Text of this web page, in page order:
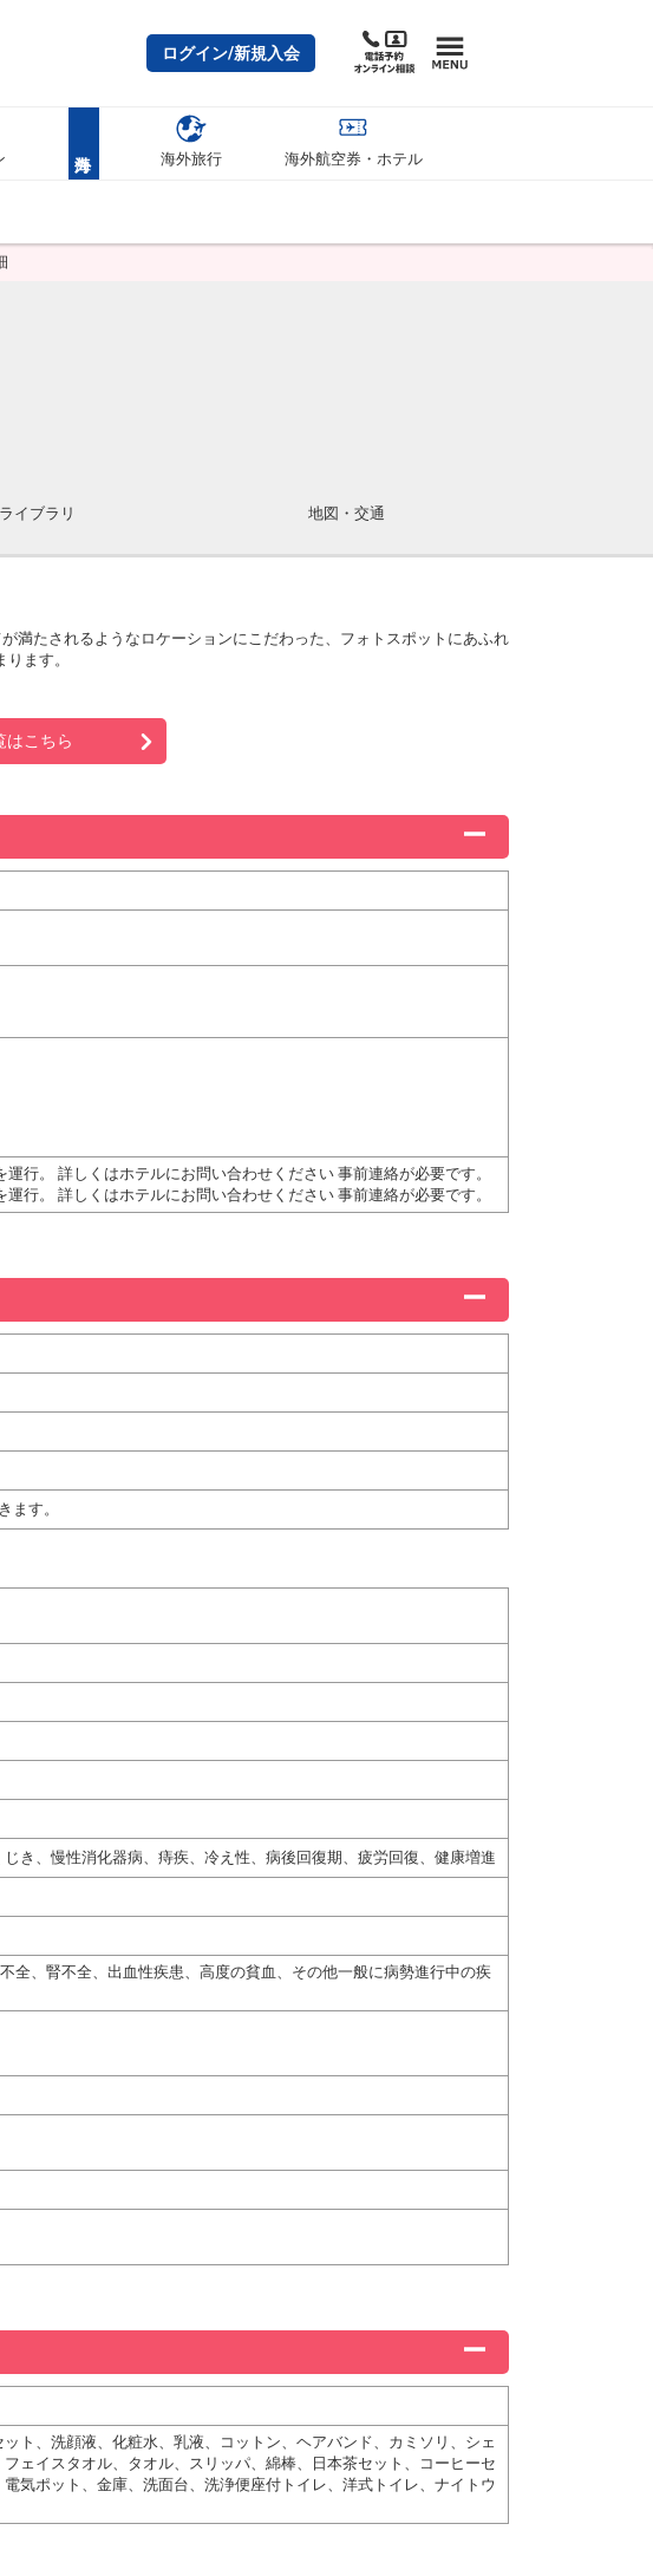
ログイン/新規入会
海外旅行 海外航空券・ホテル
イブラリ 地図・交通
満たされるようなロケーションにこだわった、フォトスポットにあふれ
ます。
はこちら
行。 詳しくはホテルにお問い合わせください 事前連絡が必要です。
行。 詳しくはホテルにお問い合わせください 事前連絡が必要です。
ます。
き、慢性消化器病、痔疾、冷え性、病後回復期、疲労回復、健康増進
全、腎不全、出血性疾患、高度の貧血、その他一般に病勢進行中の疾
ト、洗顔液、化粧水、乳液、コットン、ヘアバンド、カミソリ、シェ
ェイスタオル、タオル、スリッパ、綿棒、日本茶セット、コーヒーセ
気ポット、金庫、洗面台、洗浄便座付トイレ、洋式トイレ、ナイトウ